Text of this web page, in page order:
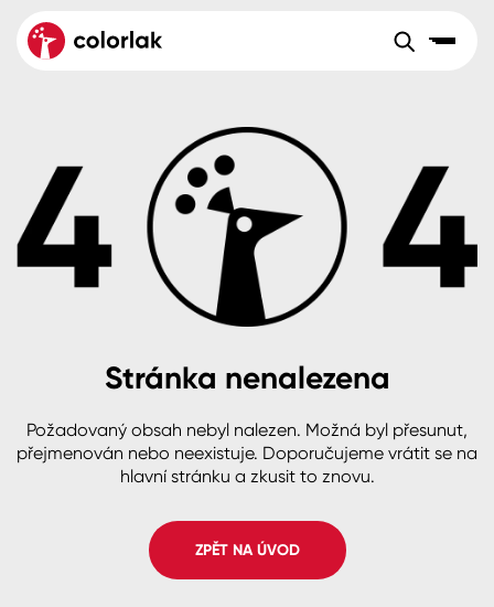
Velkoobchod Sortiment
Aktuality
Reference
O společnosti
B2B +420 800 145 555Po – Pá: 8:00–15:00
Česko
Slovensko Polsko Worldwide
Dřevo
Beton, asfalt, minerální podklady
Plast, sklo, keramika
Stěny
Fasády
Spreje
Colorlak Dekor
Colorlak Profi
Colorlak Pta
Stránka nenalezena
Požadovaný obsah nebyl nalezen. Možná byl přesunut,
přejmenován nebo neexistuje. Doporučujeme vrátit se na
hlavní stránku a zkusit to znovu.
ZPĚT NA ÚVOD